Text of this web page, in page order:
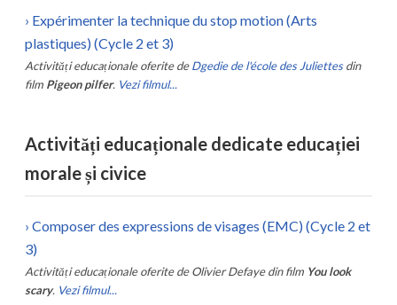
› Expérimenter la technique du stop motion (Arts
plastiques) (Cycle 2 et 3)
Activități educaționale oferite de Dgedie de l'école des Juliettes din
film Pigeon pilfer. Vezi filmul...
Activități educaționale dedicate educației
morale și civice
› Composer des expressions de visages (EMC) (Cycle 2 et
3)
Activități educaționale oferite de Olivier Defaye din film You look
scary. Vezi filmul...